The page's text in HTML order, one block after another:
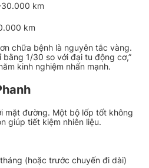
km
km
chữa bệnh là nguyên tắc vàng.
bằng 1/30 so với đại tu động cơ,”
kinh nghiệm nhấn mạnh.
mặt đường. Một bộ lốp tốt không
giúp tiết kiệm nhiên liệu.
(hoặc trước chuyến đi dài)